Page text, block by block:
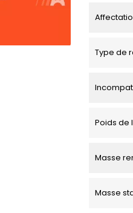
Type de
Poids de
Masse
Masse